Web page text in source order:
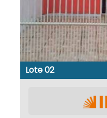
Lote 02